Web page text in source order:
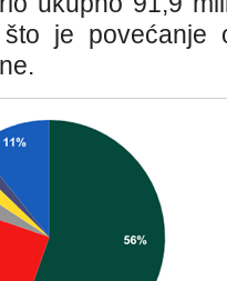
što je